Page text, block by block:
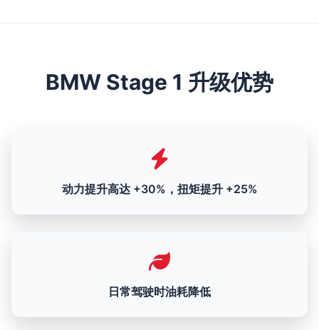
BMW Stage 1 升级优势
动力提升高达 +30%，扭矩提升 +25%
日常驾驶时油耗降低